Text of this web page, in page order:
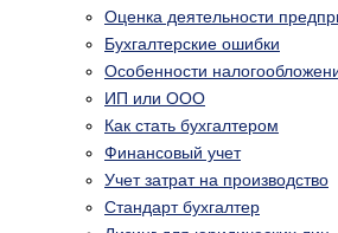
Оценка деятельности
Бухгалтерские ошибки
Особенности
ИП или ООО
Как стать бухгалтером
Финансовый учет
Учет затрат на производство
Стандарт бухгалтер